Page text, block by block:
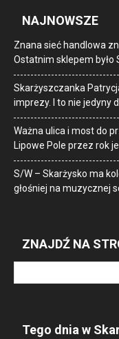
NAJNOWSZE
Znana sieć handlowa
Ostatnim sklepem było
Skarżyszczanka
imprezy. I to nie jedyny
Ważna ulica i most do
Lipowe Pole przez rok
S/W – Skarżysko ma
głośniej na muzycznej
ZNAJDŹ NA
Tego dnia w